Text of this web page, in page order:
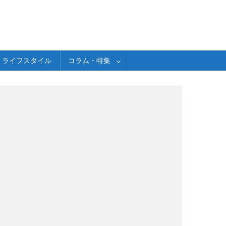
ライフスタイル コラム・特集